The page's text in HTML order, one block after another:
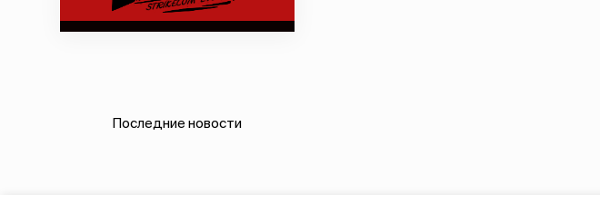
Последние новости